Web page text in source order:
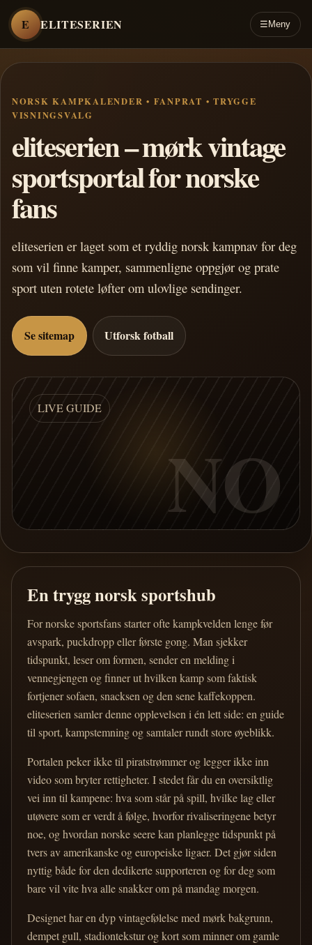
E ELITESERIEN ☰ Meny
NORSK KAMPKALENDER • FANPRAT • TRYGGE
VISNINGSVALG
eliteserien – mørk vintage
sportsportal for norske
fans
eliteserien er laget som et ryddig norsk kampnav for deg
som vil finne kamper, sammenligne oppgjør og prate
sport uten rotete løfter om ulovlige sendinger.
Se sitemap Utforsk fotball
LIVE GUIDE
NO
En trygg norsk sportshub
For norske sportsfans starter ofte kampkvelden lenge før
avspark, puckdropp eller første gong. Man sjekker
tidspunkt, leser om formen, sender en melding i
vennegjengen og finner ut hvilken kamp som faktisk
fortjener sofaen, snacksen og den sene kaffekoppen.
eliteserien samler denne opplevelsen i én lett side: en guide
til sport, kampstemning og samtaler rundt store øyeblikk.
Portalen peker ikke til piratstrømmer og legger ikke inn
video som bryter rettigheter. I stedet får du en oversiktlig
vei inn til kampene: hva som står på spill, hvilke lag eller
utøvere som er verdt å følge, hvorfor rivaliseringene betyr
noe, og hvordan norske seere kan planlegge tidspunkt på
tvers av amerikanske og europeiske ligaer. Det gjør siden
nyttig både for den dedikerte supporteren og for deg som
bare vil vite hva alle snakker om på mandag morgen.
Designet har en dyp vintagefølelse med mørk bakgrunn,
dempet gull, stadiontekstur og kort som minner om gamle